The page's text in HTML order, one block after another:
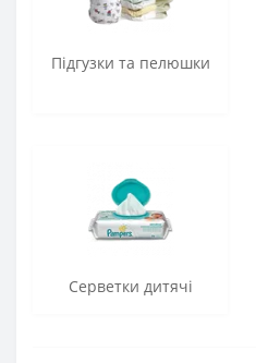
Підгузки та пелюшки
Серветки дитячі